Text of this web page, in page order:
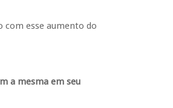
com esse aumento do
a mesma em seu